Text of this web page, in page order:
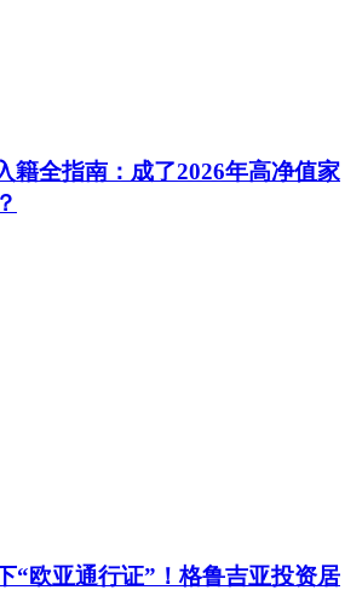
籍全指南：成了2026年高净值家
“欧亚通行证”！格鲁吉亚投资居